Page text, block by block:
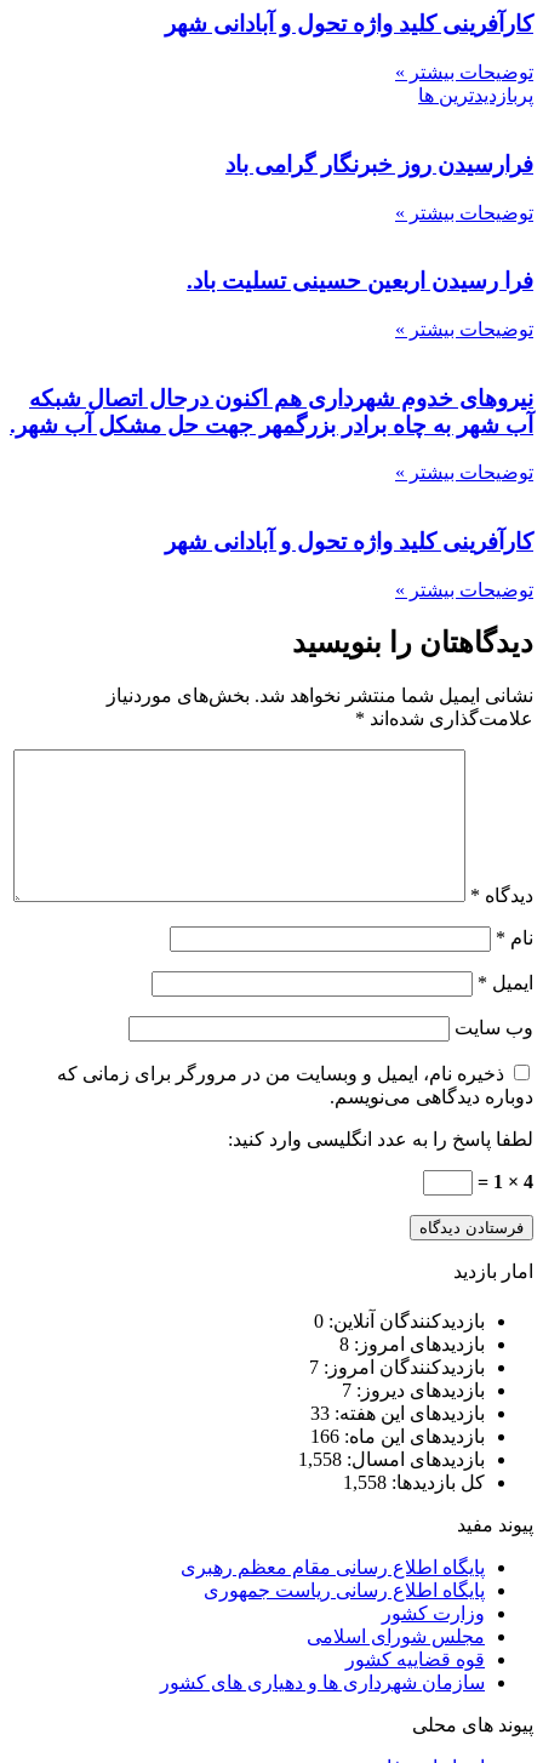
کارآفرینی کلید واژه تحول و آبادانی شهر
توضیحات بیشتر »
پربازدیدترین ها
فرارسیدن روز خبرنگار گرامی باد
توضیحات بیشتر »
فرا رسیدن اربعین حسینی تسلیت باد.
توضیحات بیشتر »
نیروهای خدوم شهرداری هم اکنون درحال اتصال شبکه
آب شهر به چاه برادر بزرگمهر جهت حل مشکل آب شهر.
توضیحات بیشتر »
کارآفرینی کلید واژه تحول و آبادانی شهر
توضیحات بیشتر »
دیدگاهتان را بنویسید
نشانی ایمیل شما منتشر نخواهد شد. بخش‌های موردنیاز
علامت‌گذاری شده‌اند *
دیدگاه *
نام *
ایمیل *
وب‌ سایت
ذخیره نام، ایمیل و وبسایت من در مرورگر برای زمانی که
دوباره دیدگاهی می‌نویسم.
لطفا پاسخ را به عدد انگلیسی وارد کنید:
4 × 1 =
امار بازدید
بازدیدکنندگان آنلاین: 0
بازدیدهای امروز: 8
بازدیدکنندگان امروز: 7
بازدیدهای دیروز: 7
بازدیدهای این هفته: 33
بازدیدهای این ماه: 166
بازدیدهای امسال: 1,558
کل بازدیدها: 1,558
پیوند مفید
پایگاه اطلاع رسانی مقام معظم رهبری
پایگاه اطلاع رسانی ریاست جمهوری
وزارت کشور
مجلس شورای اسلامی
قوه قضاییه کشور
سازمان شهرداری ها و دهیاری های کشور
پیوند های محلی